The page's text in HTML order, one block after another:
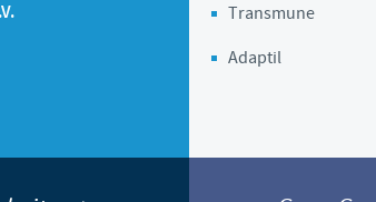
Transmune
Adaptil